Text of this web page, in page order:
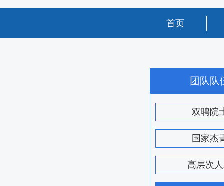
首页
团队队
双聘院
国家杰
高层次